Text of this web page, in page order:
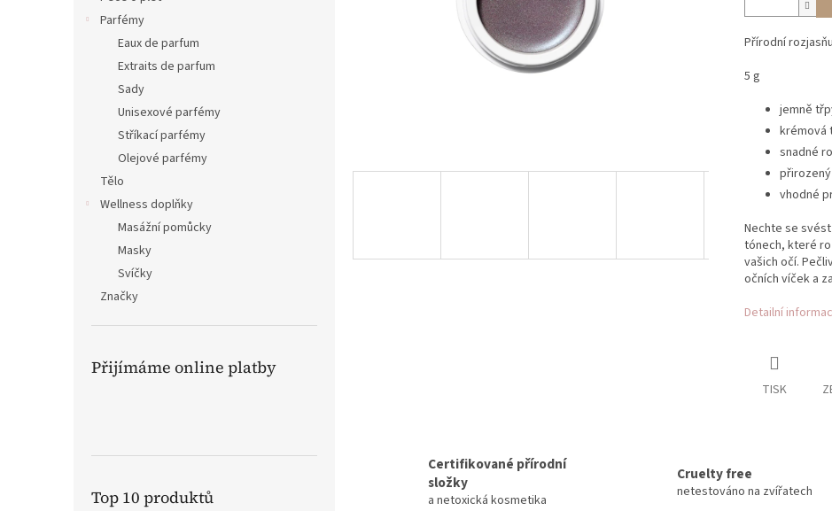
Parfémy
Eaux de parfum
Extraits de parfum
Sady
Unisexové parfémy
Stříkací parfémy
Olejové parfémy
Tělo
Wellness doplňky
Masážní pomůcky
Masky
Svíčky
Značky
Přijímáme online platby
Top 10 produktů
Přírodní
5 g
jemně
krémová
snadné
vhodné
Nechte se
tónech, které
vašich očí.
očních víček a
Detailní
TISK
Certifikované přírodní
složky
a netoxická kosmetika
Cruelty free
netestováno na zvířatech